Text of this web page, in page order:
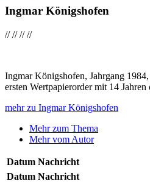
Ingmar Königshofen
////////
Ingmar Königshofen, Jahrgang
ersten Wertpapierorder mit 14
mehr zu Ingmar Königshofen
Mehr zum Thema
Mehr vom Autor
Datum Nachricht
Datum Nachricht